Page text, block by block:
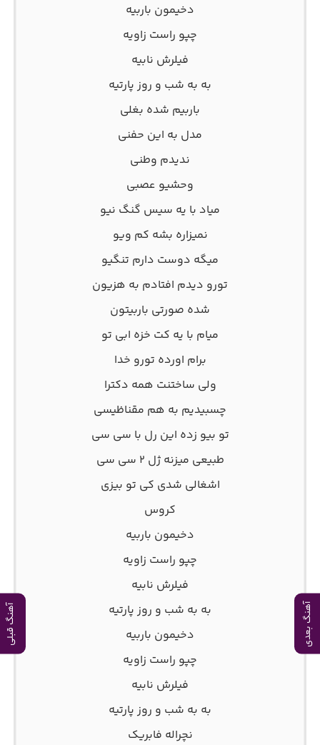
آهنگ بعدی آهنگ قبلی
دخیمون باربیه
چپو راست زاویه
فیلرش نابیه
به به شب و روز پارتیه
باربیم شده بغلی
مدل به این حفنی
ندیدم وطنی
وحشیو عصبی
میاد با یه سیس گنگ نیو
نمیزاره بشه کم ویو
میگه دوست دارم تنگیو
تورو دیدم افتادم به هزیون
شده صورتی باربیتون
میام با یه کت خزه ابی تو
برام اورده تورو خدا
ولی ساختنت همه دکترا
چسبیدیم به هم مقناظیسی
تو بیو زده این رل با سی سی
طبیعی میزنه ژل ۲ سی سی
اشغالی شدی کی تو بیزی
کروس
دخیمون باربیه
چپو راست زاویه
فیلرش نابیه
به به شب و روز پارتیه
دخیمون باربیه
چپو راست زاویه
فیلرش نابیه
به به شب و روز پارتیه
نچراله فابریک